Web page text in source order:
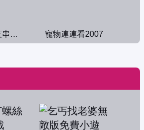
美吉招待朋友串門子 寵物連連看2007